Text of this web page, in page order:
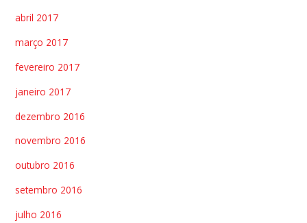
abril 2017
março 2017
fevereiro 2017
janeiro 2017
dezembro 2016
novembro 2016
outubro 2016
setembro 2016
julho 2016